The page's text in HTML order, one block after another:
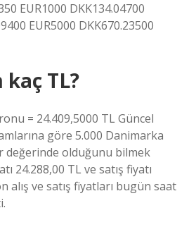
EUR1000 DKK134.04700
EUR5000 DKK670.23500
TL?
= 24.409,5000 TL Güncel
göre 5.000 Danimarka
değerinde olduğunu bilmek
24.288,00 TL ve satış fiyatı
alış ve satış fiyatları bugün saat